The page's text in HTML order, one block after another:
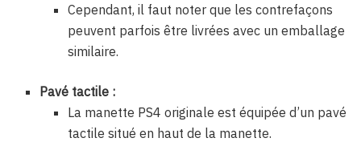
Cependant, il faut noter que les contrefaçons
peuvent parfois être livrées avec un emballage
similaire.
Pavé tactile :
La manette PS4 originale est équipée d’un pavé
tactile situé en haut de la manette.